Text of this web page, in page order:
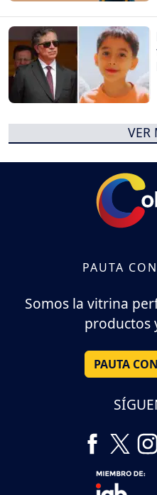
VER
PAUTA
Somos la vitrina
productos
PAUTA